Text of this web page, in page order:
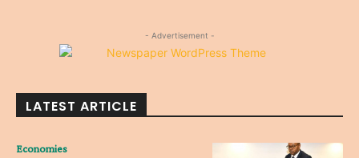
- Advertisement -
LATEST ARTICLE
Economies